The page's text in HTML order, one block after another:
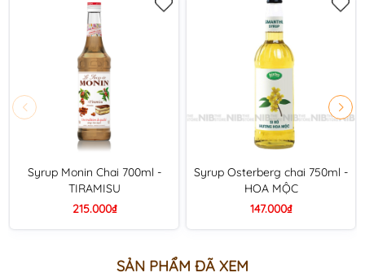
Syrup Monin Chai 700ml -
TIRAMISU
215.000₫
Syrup Osterberg chai 750ml -
HOA MỘC
147.000₫
SẢN PHẨM ĐÃ XEM